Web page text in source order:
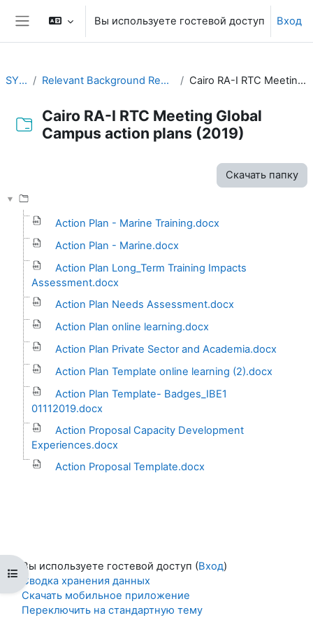
Перейти к основному содержанию
Боковая панель
Вы используете гостевой доступ Вход
Открыть оглавление курса
SYMET-14 Relevant Background Resources and Outcomes of Prior Initiatives Cairo RA-I RTC Meeting Global Campus action plans (2019)
Cairo RA-I RTC Meeting Global
Campus action plans (2019)
Скачать папку
Action Plan - Marine Training.docx
Action Plan - Marine.docx
Action Plan Long_Term Training Impacts
Assessment.docx
Action Plan Needs Assessment.docx
Action Plan online learning.docx
Action Plan Private Sector and Academia.docx
Action Plan Template online learning (2).docx
Action Plan Template- Badges_IBE1
01112019.docx
Action Proposal Capacity Development
Experiences.docx
Action Proposal Template.docx
Вы используете гостевой доступ (Вход)
Сводка хранения данных
Скачать мобильное приложение
Переключить на стандартную тему